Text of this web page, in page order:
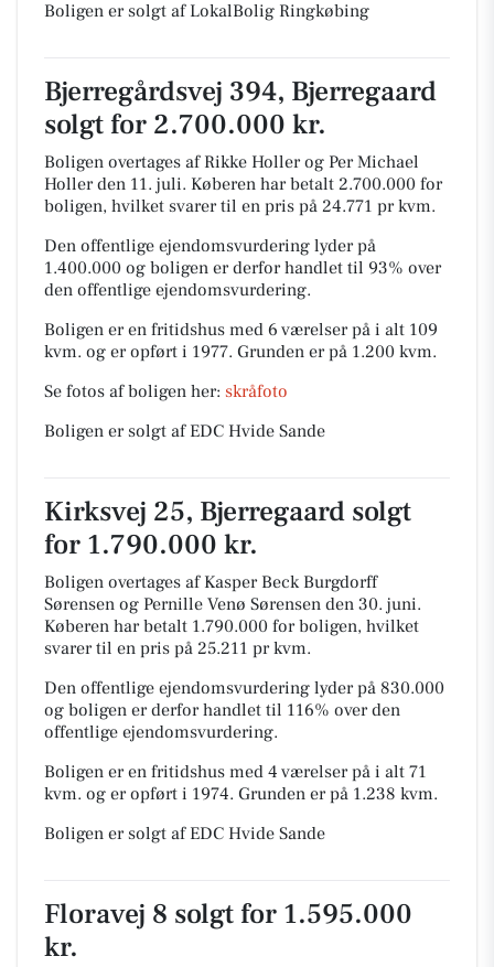
Boligen er solgt af LokalBolig Ringkøbing
Bjerregårdsvej 394, Bjerregaard
solgt for 2.700.000 kr.
Boligen overtages af Rikke Holler og Per Michael
Holler den 11. juli. Køberen har betalt 2.700.000 for
boligen, hvilket svarer til en pris på 24.771 pr kvm.
Den offentlige ejendomsvurdering lyder på
1.400.000 og boligen er derfor handlet til 93% over
den offentlige ejendomsvurdering.
Boligen er en fritidshus med 6 værelser på i alt 109
kvm. og er opført i 1977. Grunden er på 1.200 kvm.
Se fotos af boligen her: skråfoto
Boligen er solgt af EDC Hvide Sande
Kirksvej 25, Bjerregaard solgt
for 1.790.000 kr.
Boligen overtages af Kasper Beck Burgdorff
Sørensen og Pernille Venø Sørensen den 30. juni.
Køberen har betalt 1.790.000 for boligen, hvilket
svarer til en pris på 25.211 pr kvm.
Den offentlige ejendomsvurdering lyder på 830.000
og boligen er derfor handlet til 116% over den
offentlige ejendomsvurdering.
Boligen er en fritidshus med 4 værelser på i alt 71
kvm. og er opført i 1974. Grunden er på 1.238 kvm.
Boligen er solgt af EDC Hvide Sande
Floravej 8 solgt for 1.595.000
kr.